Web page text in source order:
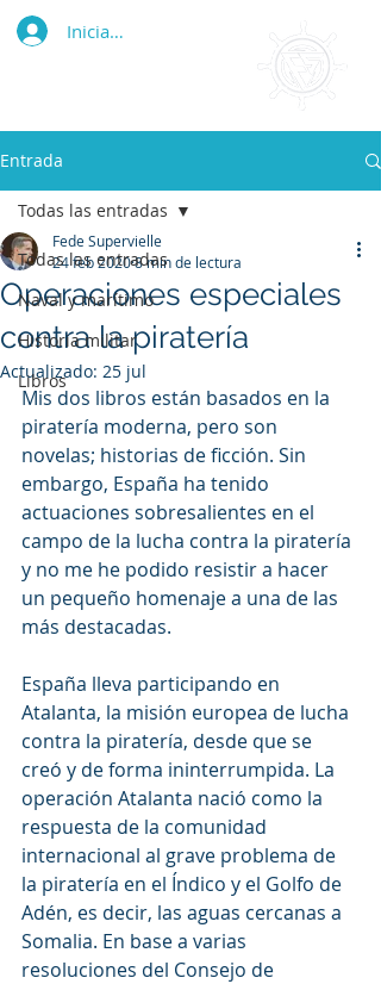
Iniciar sesión
Entrada
Todas las entradas
Naval y marítimo
Historia militar
Libros
Todas las entradas
Operaciones especiales
contra la piratería
Fede Supervielle
24 feb 20208 min de lectura
Actualizado: 25 jul
Mis dos libros están basados en la
piratería moderna, pero son
novelas; historias de ficción. Sin
embargo, España ha tenido
actuaciones sobresalientes en el
campo de la lucha contra la piratería
y no me he podido resistir a hacer
un pequeño homenaje a una de las
más destacadas.
España lleva participando en
Atalanta, la misión europea de lucha
contra la piratería, desde que se
creó y de forma ininterrumpida. La
operación Atalanta nació como la
respuesta de la comunidad
internacional al grave problema de
la piratería en el Índico y el Golfo de
Adén, es decir, las aguas cercanas a
Somalia. En base a varias
resoluciones del Consejo de